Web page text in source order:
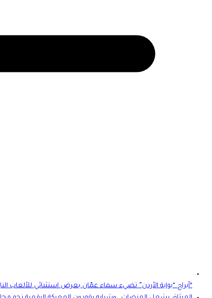
*أبراج “بوابة الأردن” تضيء سماء عمّان بعرض استثنائي للألعاب